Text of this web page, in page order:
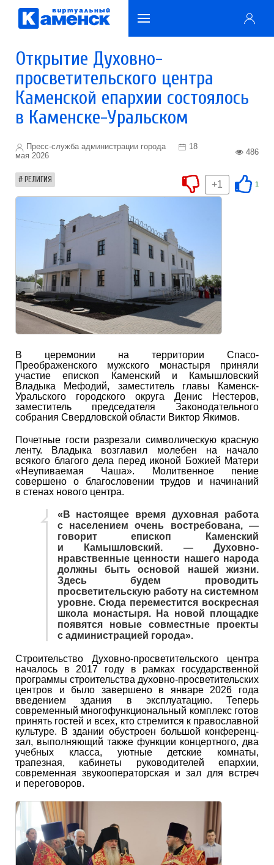
Открытие Духовно-
просветительского центра
Каменской епархии состоялось
в Каменске-Уральском
Пресс-служба администрации города
18
мая 2026
486
РЕЛИГИЯ 1
+1
В церемонии на территории Спасо-
Преображенского мужского монастыря приняли
участие епископ Каменский и Камышловский
Владыка Мефодий, заместитель главы Каменск-
Уральского городского округа Денис Нестеров,
заместитель председателя Законодательного
собрания Свердловской области Виктор Якимов.
Почетные гости разрезали символическую красную
ленту. Владыка возглавил молебен на начало
всякого благого дела перед иконой Божией Матери
«Неупиваемая Чаша». Молитвенное пение
совершено о благословении трудов и начинаний
в стенах нового центра.
«В настоящее время духовная работа
с населением очень востребована, —
говорит епископ Каменский
и Камышловский. — Духовно-
нравственные ценности нашего народа
должны быть основой нашей жизни.
Здесь будем проводить
просветительскую работу на системном
уровне. Сюда переместится воскресная
школа монастыря. На новой площадке
появятся новые совместные проекты
с администрацией города».
Строительство Духовно-просветительского центра
началось в 2017 году в рамках государственной
программы строительства духовно-просветительских
центров и было завершено в январе 2026 года
введением здания в эксплуатацию. Теперь
современный многофункциональный комплекс готов
принять гостей и всех, кто стремится к православной
культуре. В здании обустроен большой конференц-
зал, выполняющий также функции концертного, два
учебных класса, уютные детские комнаты,
трапезная, кабинеты руководителей епархии,
современная звукооператорская и зал для встреч
и переговоров.